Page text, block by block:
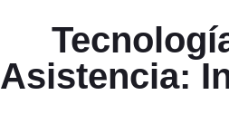
Asistencia: